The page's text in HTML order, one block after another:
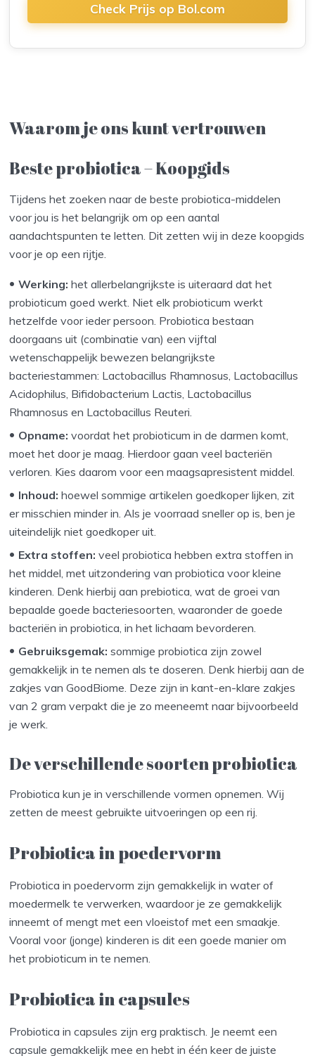
Check Prijs op Bol.com
Waarom je ons kunt vertrouwen
Beste probiotica – Koopgids
Tijdens het zoeken naar de beste probiotica-middelen
voor jou is het belangrijk om op een aantal
aandachtspunten te letten. Dit zetten wij in deze koopgids
voor je op een rijtje.
Werking:het allerbelangrijkste is uiteraard dat het
probioticum goed werkt. Niet elk probioticum werkt
hetzelfde voor ieder persoon. Probiotica bestaan
doorgaans uit (combinatie van) een vijftal
wetenschappelijk bewezen belangrijkste
bacteriestammen: Lactobacillus Rhamnosus, Lactobacillus
Acidophilus, Bifidobacterium Lactis, Lactobacillus
Rhamnosus en Lactobacillus Reuteri.
Opname:voordat het probioticum in de darmen komt,
moet het door je maag. Hierdoor gaan veel bacteriën
verloren. Kies daarom voor een maagsapresistent middel.
Inhoud: hoewel sommige artikelen goedkoper lijken, zit
er misschien minder in. Als je voorraad sneller op is, ben je
uiteindelijk niet goedkoper uit.
Extra stoffen: veel probiotica hebben extra stoffen in
het middel, met uitzondering van probiotica voor kleine
kinderen. Denk hierbij aan prebiotica, wat de groei van
bepaalde goede bacteriesoorten, waaronder de goede
bacteriën in probiotica, in het lichaam bevorderen.
Gebruiksgemak: sommige probiotica zijn zowel
gemakkelijk in te nemen als te doseren. Denk hierbij aan de
zakjes van GoodBiome. Deze zijn in kant-en-klare zakjes
van 2 gram verpakt die je zo meeneemt naar bijvoorbeeld
je werk.
De verschillende soorten probiotica
Probiotica kun je in verschillende vormen opnemen. Wij
zetten de meest gebruikte uitvoeringen op een rij.
Probiotica in poedervorm
Probiotica in poedervorm zijn gemakkelijk in water of
moedermelk te verwerken, waardoor je ze gemakkelijk
inneemt of mengt met een vloeistof met een smaakje.
Vooral voor (jonge) kinderen is dit een goede manier om
het probioticum in te nemen.
Probiotica in capsules
Probiotica in capsules zijn erg praktisch. Je neemt een
capsule gemakkelijk mee en hebt in één keer de juiste